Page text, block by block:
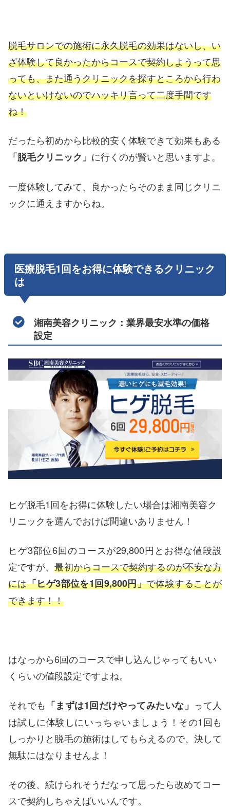
脱毛サロンでの施術に永久脱毛の効果はないし、い
ざ体験して良かったからコースで契約しようって思
っても、また通うクリニックを探すところから行わ
ないといけないのでハッキリ言って二度手間です
ね！
だったら初めから比較的安く体験できて効果もある
「脱毛クリニック」 に行くのが賢いと思いますよ。
一度体験してみて、良かったらそのまま同じクリニ
ックに通えますからね。
医療脱毛1回をお得に体験できるクリニック
は
湘南美容クリニック：業界最安水準の価格
設定
ヒゲ脱毛1回をお得に体験したい場合は湘南美容ク
リニックを選んでおけば間違いありません！
ヒゲ3部位6回のコースが29,800円とお得な値段設
定ですが、最初からコースで契約するのが不安な方
には「ヒゲ3部位を1回9,800円」で体験することが
できます！！
はなっから6回のコースで申し込んじゃってもいい
くらいの値段設定ですよね。
それでも 「まずは1回だけやってみたいな」 って人
は試しに体験しにいっちゃいましょう！その1回も
しっかりと脱毛の施術はしてもらえるので、決して
無駄にはなりませんよ！
その後、続けられそうだなって思ったら改めてコー
スで契約しちゃえばいいんです。